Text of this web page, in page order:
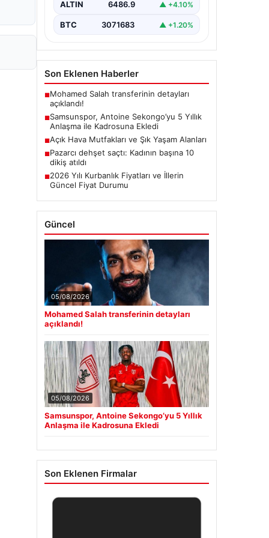
Dunkerque forması giyen…
ALTIN 6486.9 ▲ +4.10%
BTC 3071683 ▲ +1.20%
Son Eklenen Haberler
■Mohamed Salah transferinin detayları
açıklandı!
■Samsunspor, Antoine Sekongo’yu 5 Yıllık
Anlaşma ile Kadrosuna Ekledi
■Açık Hava Mutfakları ve Şık Yaşam Alanları
■Pazarcı dehşet saçtı: Kadının başına 10
dikiş atıldı
■2026 Yılı Kurbanlık Fiyatları ve İllerin
Güncel Fiyat Durumu
Güncel
05/08/2026
Mohamed Salah transferinin detayları
açıklandı!
05/08/2026
Samsunspor, Antoine Sekongo’yu 5 Yıllık
Anlaşma ile Kadrosuna Ekledi
Son Eklenen Firmalar